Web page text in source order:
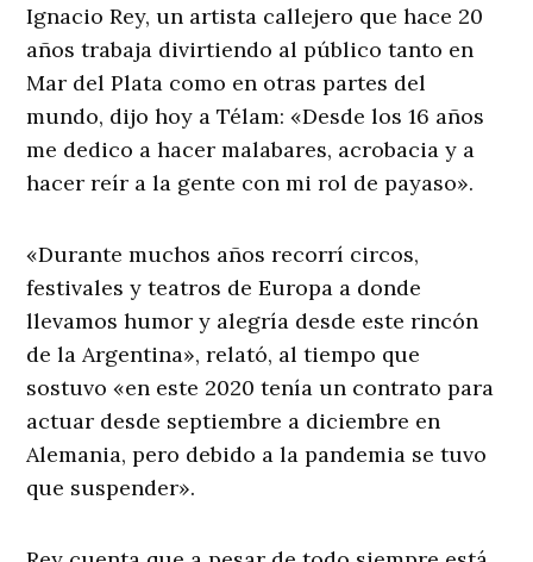
Ignacio Rey, un artista callejero que hace 20
años trabaja divirtiendo al público tanto en
Mar del Plata como en otras partes del
mundo, dijo hoy a Télam: «Desde los 16 años
me dedico a hacer malabares, acrobacia y a
hacer reír a la gente con mi rol de payaso».
«Durante muchos años recorrí circos,
festivales y teatros de Europa a donde
llevamos humor y alegría desde este rincón
de la Argentina», relató, al tiempo que
sostuvo «en este 2020 tenía un contrato para
actuar desde septiembre a diciembre en
Alemania, pero debido a la pandemia se tuvo
que suspender».